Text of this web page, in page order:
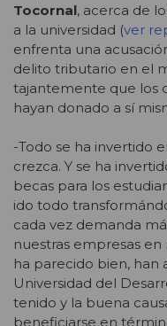
Tocornal, acerca de
a la universidad (ver
enfrenta una
delito tributario en el
tajantemente que los
hayan donado a sí
-Todo se ha invertido
crezca. Y se ha
becas para los
ido todo
cada vez demanda
nuestras empresas
ha parecido bien, han
Universidad del
tenido y la buena
beneficiarse en